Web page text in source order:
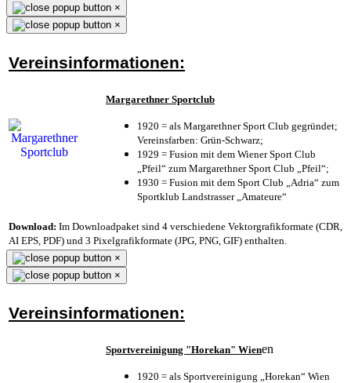
×
×
Vereinsinformationen:
Margarethner Sportclub
1920 = als Margarethner Sport Club gegründet;
Vereinsfarben: Grün-Schwarz;
1929 = Fusion mit dem Wiener Sport Club
„Pfeil“ zum Margarethner Sport Club „Pfeil“;
1930 = Fusion mit dem Sport Club „Adria“ zum
Sportklub Landstrasser „Amateure“
Download: Im Downloadpaket sind 4 verschiedene Vektorgrafikformate (CDR,
AI EPS, PDF) und 3 Pixelgrafikformate (JPG, PNG, GIF) enthalten.
×
×
Vereinsinformationen:
Sportvereinigung "Horekan" Wienen
1920 = als Sportvereinigung „Horekan“ Wien